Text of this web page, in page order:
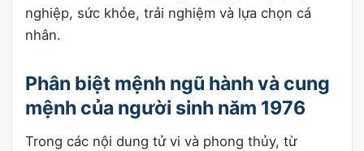
nghiệp, sức khỏe, trải nghiệm và lựa chọn cá
nhân.
Phân biệt mệnh ngũ hành và cung
mệnh của người sinh năm 1976
Trong các nội dung tử vi và phong thủy, từ